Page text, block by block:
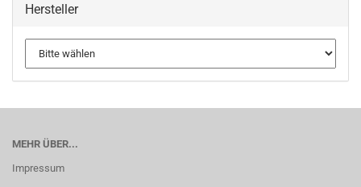
Hersteller
MEHR ÜBER...
Impressum